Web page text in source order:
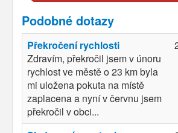
Podobné dotazy
Překročení rychlosti
Zdravím, překročil jsem v únoru
rychlost ve městě o 23 km byla
mi uložena pokuta na místě
zaplacena a nyní v červnu jsem
překročil v obci...